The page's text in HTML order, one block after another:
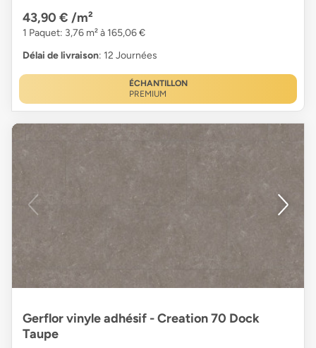
43,90 € /m²
1 Paquet: 3,76 m² à 165,06 €
Délai de livraison: 12 Journées
ÉCHANTILLON
PREMIUM
Gerflor vinyle adhésif - Creation 70 Dock
Taupe